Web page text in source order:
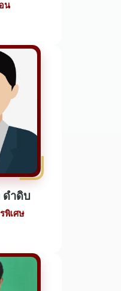
น
ดำดิบ
พิเศษ